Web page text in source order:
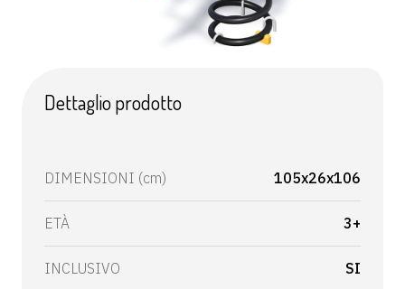
Dettaglio prodotto
DIMENSIONI (cm) 105x26x106
ETÀ 3+
INCLUSIVO SI